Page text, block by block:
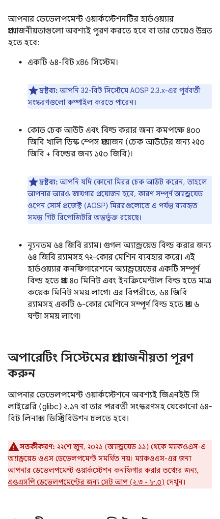
আপনার ডেভেলপমেন্ট ওয়ার্কস্টেশনটির হার্ডওয়্যার
প্রয়োজনীয়তাগুলো অবশ্যই পূরণ করতে হবে বা তার চেয়েও উন্নত
হতে হবে:
একটি ৬৪-বিট x86 সিস্টেম।
দ্রষ্টব্য: আপনি 32-বিট সিস্টেমে AOSP 2.3.x-এর পূর্ববর্তী
সংস্করণগুলো কম্পাইল করতে পারেন।
কোড চেক আউট এবং বিল্ড করার জন্য কমপক্ষে ৪০০
জিবি খালি ডিস্ক স্পেস প্রয়োজন (চেক আউটের জন্য ২৫০
জিবি + বিল্ডের জন্য ১৫০ জিবি)।
দ্রষ্টব্য: আপনি যদি কোনো মিরর চেক আউট করেন, তাহলে
আপনার আরও জায়গার প্রয়োজন হবে, কারণ সম্পূর্ণ অ্যান্ড্রয়েড
ওপেন সোর্স প্রজেক্ট (AOSP) মিররগুলোতে এ পর্যন্ত ব্যবহৃত
সমস্ত গিট রিপোজিটরি অন্তর্ভুক্ত রয়েছে।
ন্যূনতম ৬৪ জিবি র‍্যাম। গুগল অ্যান্ড্রয়েড বিল্ড করার জন্য
৬৪ জিবি র‍্যামসহ ৭২-কোর মেশিন ব্যবহার করে। এই
হার্ডওয়্যার কনফিগারেশনে অ্যান্ড্রয়েডের একটি সম্পূর্ণ
বিল্ড হতে প্রায় ৪০ মিনিট এবং ইনক্রিমেন্টাল বিল্ড হতে মাত্র
কয়েক মিনিট সময় লাগে। এর বিপরীতে, ৬৪ জিবি
র‍্যামসহ একটি ৬-কোর মেশিনে সম্পূর্ণ বিল্ড হতে প্রায় ৬
ঘন্টা সময় লাগে।
অপারেটিং সিস্টেমের প্রয়োজনীয়তা পূরণ
করুন
আপনার ডেভেলপমেন্ট ওয়ার্কস্টেশনে অবশ্যই জিএনইউ সি
লাইব্রেরি (glibc) ২.১৭ বা তার পরবর্তী সংস্করণসহ যেকোনো ৬৪-
বিট লিনাক্স ডিস্ট্রিবিউশন চলতে হবে।
সতর্কীকরণ: ২২শে জুন, ২০২১ (অ্যান্ড্রয়েড ১১) থেকে ম্যাকওএস-এ
অ্যান্ড্রয়েড ওএস ডেভেলপমেন্ট সমর্থিত নয়। ম্যাকওএস-এর জন্য
আপনার ডেভেলপমেন্ট ওয়ার্কস্টেশন কনফিগার করার তথ্যের জন্য,
এওএসপি ডেভেলপমেন্টের জন্য সেট আপ (২.৩ - ৮.০) দেখুন।